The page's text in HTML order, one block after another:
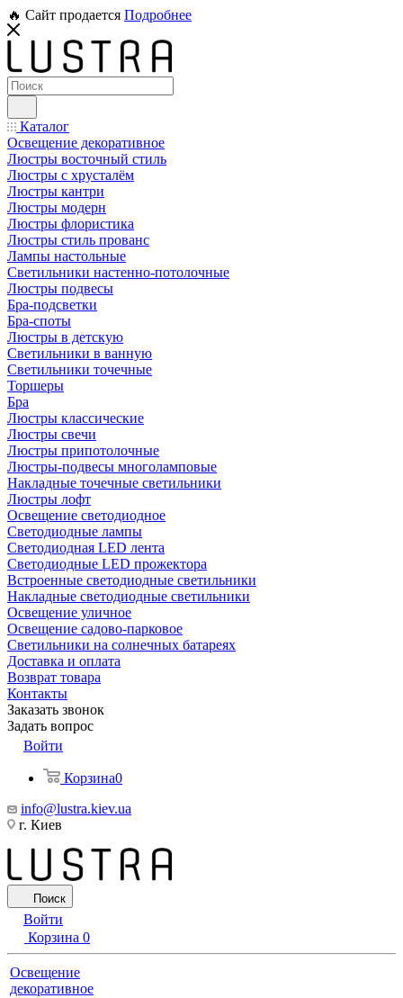
🔥 Сайт продается Подробнее
Каталог
Освещение декоративное
Люстры восточный стиль
Люстры с хрусталём
Люстры кантри
Люстры модерн
Люстры флористика
Люстры стиль прованс
Лампы настольные
Светильники настенно-потолочные
Люстры подвесы
Бра-подсветки
Бра-споты
Люстры в детскую
Светильники в ванную
Светильники точечные
Торшеры
Бра
Люстры классические
Люстры свечи
Люстры припотолочные
Люстры-подвесы многоламповые
Накладные точечные светильники
Люстры лофт
Освещение светодиодное
Светодиодные лампы
Светодиодная LED лента
Светодиодные LED прожектора
Встроенные светодиодные светильники
Накладные светодиодные светильники
Освещение уличное
Освещение садово-парковое
Светильники на солнечных батареях
Доставка и оплата
Возврат товара
Контакты
Заказать звонок
Задать вопрос
Войти
Корзина0
info@lustra.kiev.ua
г. Киев
Поиск
Войти
Корзина 0
Освещение
декоративное